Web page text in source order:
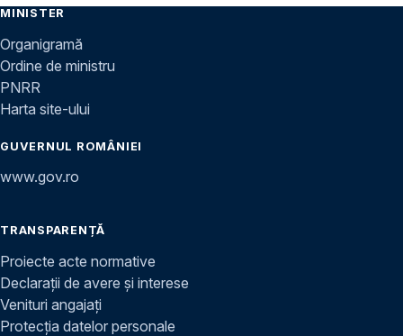
MINISTER
Organigramă
Ordine de ministru
PNRR
Harta site-ului
GUVERNUL ROMÂNIEI
www.gov.ro
TRANSPARENȚĂ
Proiecte acte normative
Declarații de avere și interese
Venituri angajați
Protecția datelor personale